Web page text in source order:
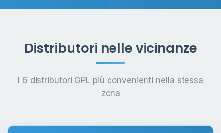
Distributori nelle vicinanze
I 6 distributori GPL più convenienti nella stessa
zona